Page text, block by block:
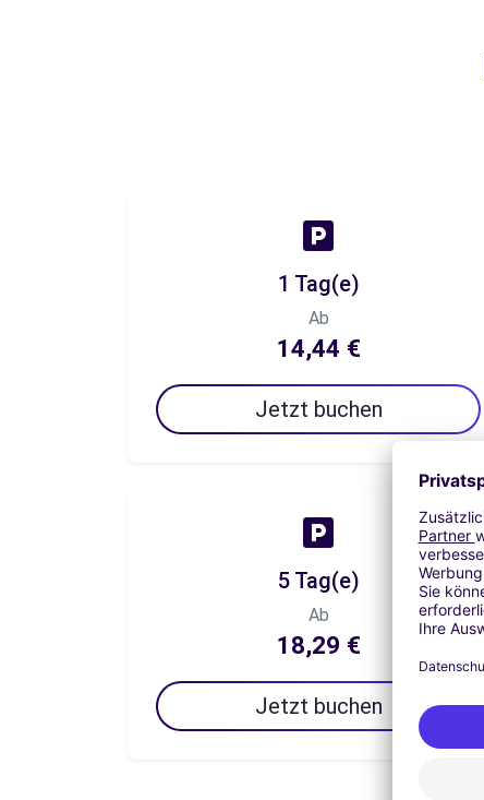
1 Tag(e)
Ab
14,44 €
Jetzt buchen
5 Tag(e)
Ab
18,29 €
Jetzt buchen